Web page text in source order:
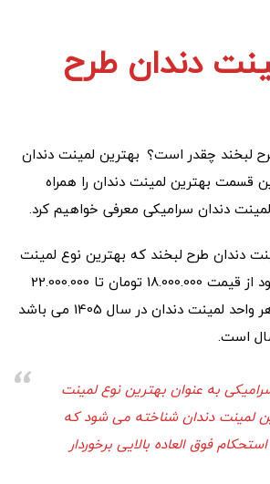
دندان طرح
لبخند چقدر است؟ بهترین لمینت دندان
قسمت بهترین لمینت دندان را همراه
دندان سرامیکی معرفی خواهیم کرد.
دندان طرح لبخند که بهترین نوع لمینت
دندان محسوب می شود از قیمت 18.000.000 تومان تا 22.000.000
میلیون تومان قیمت هر واحد لمینت دندان در سال 1405 می باشد
به عنوان بهترین نوع لمینت
لمینت دندان شناخته می شود که
فوق العاده بالایی برخوردار